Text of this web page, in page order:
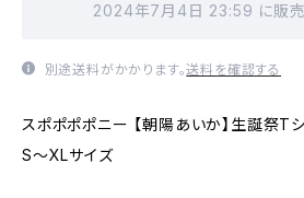
2024年7月4日 23:59 に販売
別途送料がかかります。送料を確認する
スポポポポニー 【朝陽あいか】生誕祭
S〜XLサイズ